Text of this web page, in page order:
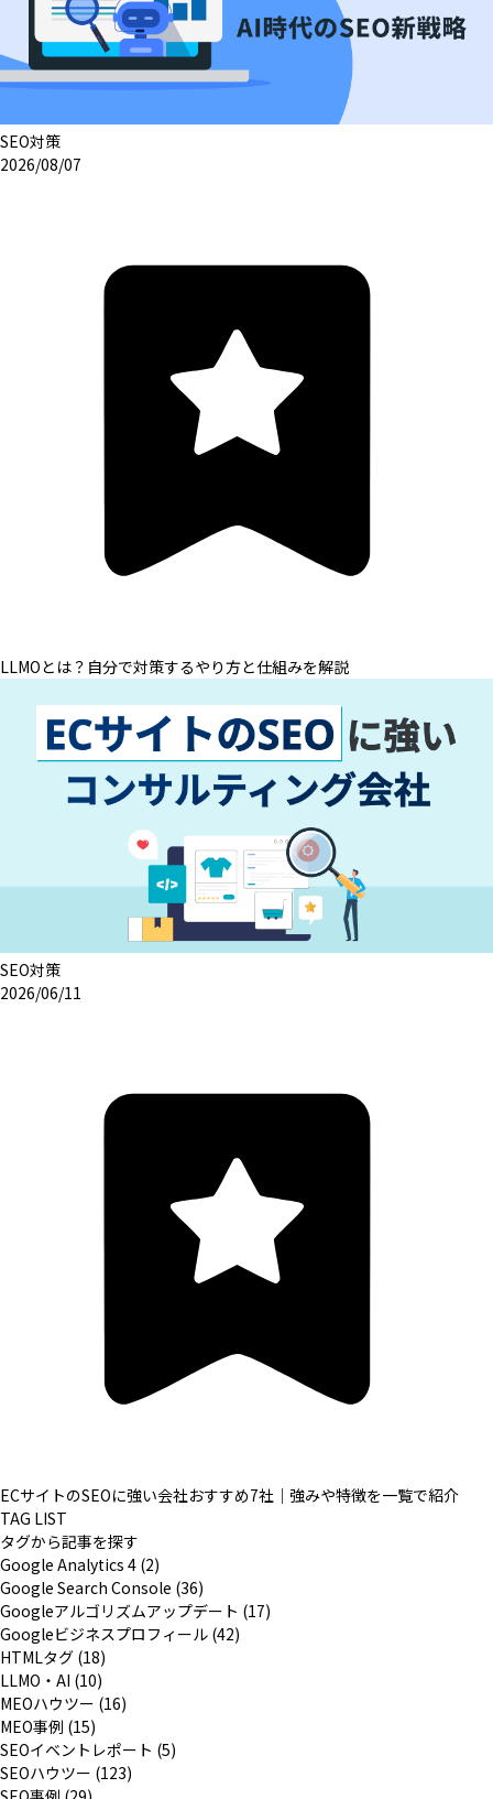
SEO対策
2026/08/07
LLMOとは？自分で対策するやり方と仕組みを解説
SEO対策
2026/06/11
ECサイトのSEOに強い会社おすすめ7社｜強みや特徴を一覧で紹介
TAG LIST
タグから記事を探す
Google Analytics 4 (2)
Google Search Console (36)
Googleアルゴリズムアップデート (17)
Googleビジネスプロフィール (42)
HTMLタグ (18)
LLMO・AI (10)
MEOハウツー (16)
MEO事例 (15)
SEOイベントレポート (5)
SEOハウツー (123)